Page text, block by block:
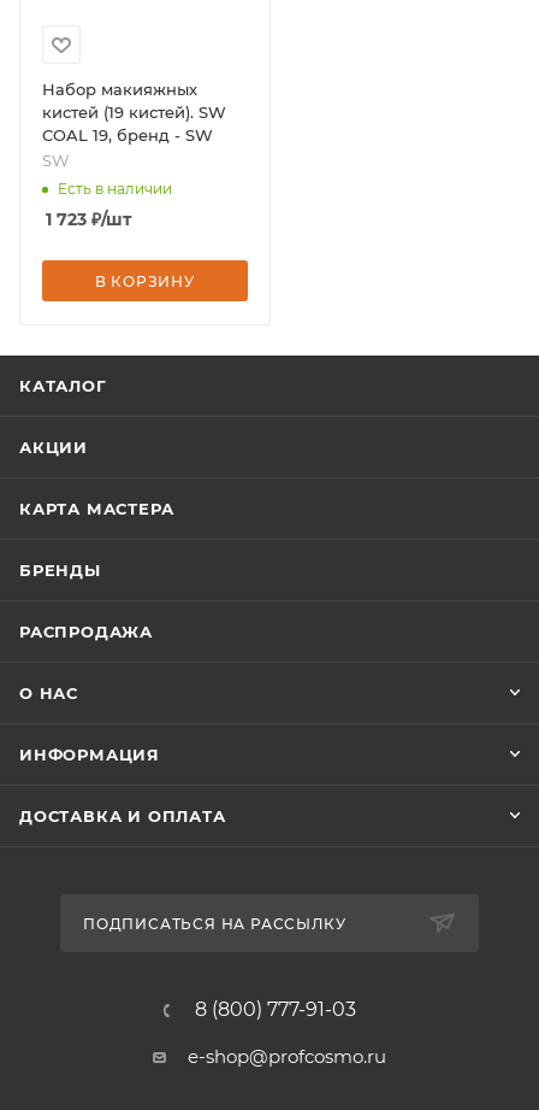
Набор макияжных
кистей (19 кистей). SW
COAL 19, бренд - SW
SW
Есть в наличии
1 723 ₽/шт
В КОРЗИНУ
КАТАЛОГ
АКЦИИ
КАРТА МАСТЕРА
БРЕНДЫ
РАСПРОДАЖА
О НАС
ИНФОРМАЦИЯ
ДОСТАВКА И ОПЛАТА
ПОДПИСАТЬСЯ НА РАССЫЛКУ
8 (800) 777-91-03
e-shop@profcosmo.ru